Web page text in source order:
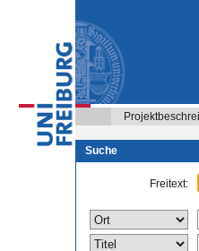
Suche
Freitext: